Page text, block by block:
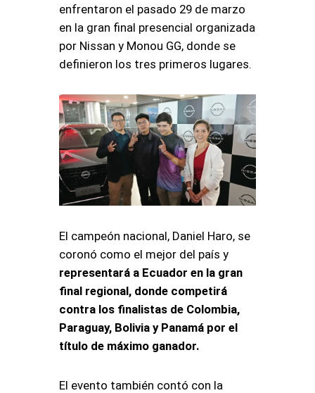
enfrentaron el pasado 29 de marzo
en la gran final presencial organizada
por Nissan y Monou GG, donde se
definieron los tres primeros lugares.
El campeón nacional, Daniel Haro, se
coronó como el mejor del país y
representará a Ecuador en la gran
final regional, donde competirá
contra los finalistas de Colombia,
Paraguay, Bolivia y Panamá por el
título de máximo ganador.
El evento también contó con la